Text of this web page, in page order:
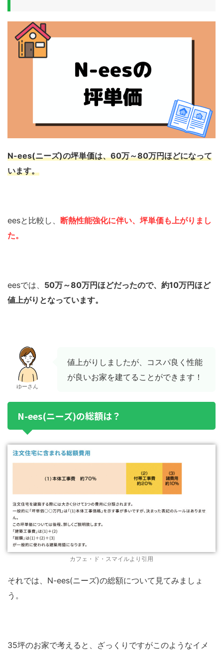
N-ees(ニーズ)の坪単価は、60万～80万円ほどになって
います。
eesと比較し、 断熱性能強化に伴い、坪単価も上がりまし
た。
eesでは、 50万～80万円ほどだったので、約10万円ほど
値上がりとなっています。
ゆーさん
値上がりしましたが、コスパ良く性能
が良いお家を建てることができます！
N-ees(ニーズ)の総額は？
カフェ・ド・スマイルより引用
それでは、N-ees(ニーズ)の総額について見てみましょ
う。
35坪のお家で考えると、ざっくりですがこのようなイメ